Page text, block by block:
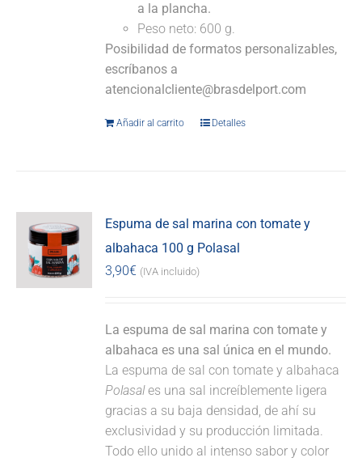
a la plancha.
Peso neto: 600 g.
Posibilidad de formatos personalizables,
escríbanos a
atencionalcliente@brasdelport.com
Añadir al carrito Detalles
Espuma de sal marina con tomate y
albahaca 100 g Polasal
3,90€ (IVA incluido)
La espuma de sal marina con tomate y
albahaca es una sal única en el mundo.
La espuma de sal con tomate y albahaca
Polasales una sal increíblemente ligera
gracias a su baja densidad, de ahí su
exclusividad y su producción limitada.
Todo ello unido al intenso sabor y color